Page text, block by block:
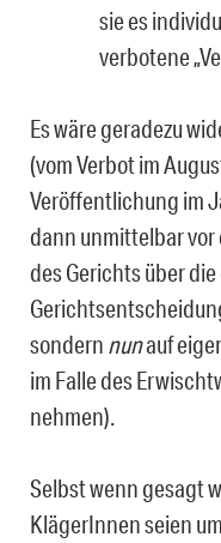
sie es
verbotene
Es wäre geradezu
(vom Verbot im
Veröffentlichung im
dann unmittelbar
des Gerichts über
sondern nunauf
im Falle des
nehmen).
Selbst wenn gesagt
KlägerInnen seien